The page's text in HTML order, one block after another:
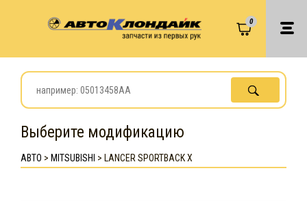
0
Выберите модификацию
АВТО > MITSUBISHI > LANCER SPORTBACK X